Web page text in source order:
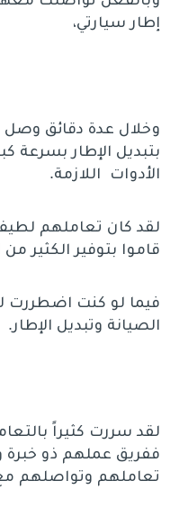
إطار سيارتي،
وخلال عدة دقائق
بتبديل الإطار بسرعة
الأدوات اللازمة.
لقد كان تعاملهم
قاموا بتوفير الكثير
فيما لو كنت اضطررت
الصيانة وتبديل الإطار.
لقد سررت كثيراً
ففريق عملهم ذو خبرة
تعاملهم وتواصلهم